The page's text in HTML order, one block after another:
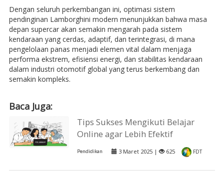
Dengan seluruh perkembangan ini, optimasi sistem
pendinginan Lamborghini modern menunjukkan bahwa masa
depan supercar akan semakin mengarah pada sistem
kendaraan yang cerdas, adaptif, dan terintegrasi, di mana
pengelolaan panas menjadi elemen vital dalam menjaga
performa ekstrem, efisiensi energi, dan stabilitas kendaraan
dalam industri otomotif global yang terus berkembang dan
semakin kompleks.
Baca Juga:
Tips Sukses Mengikuti Belajar
Online agar Lebih Efektif
Pendidikan 3 Maret 2025 | 625 FDT